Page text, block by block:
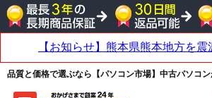
品質と価格で選ぶなら【パソコン市場】中古パソコン